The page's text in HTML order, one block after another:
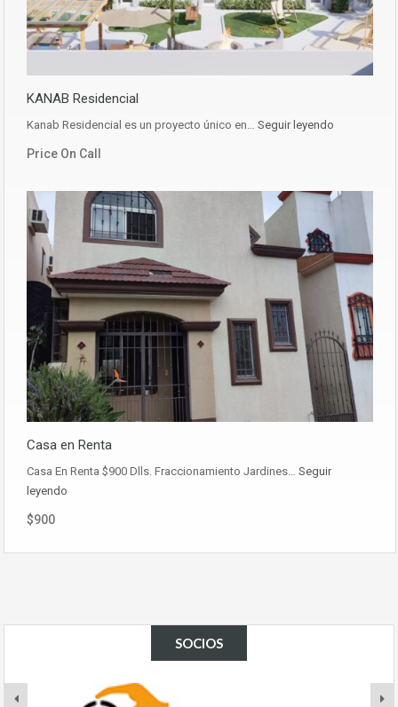
KANAB Residencial
Kanab Residencial es un proyecto único en… Seguir leyendo
Price On Call
Casa en Renta
Casa En Renta $900 Dlls. Fraccionamiento Jardines… Seguir
leyendo
$900
SOCIOS